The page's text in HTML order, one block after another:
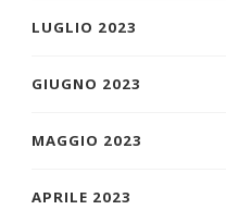
LUGLIO 2023
GIUGNO 2023
MAGGIO 2023
APRILE 2023